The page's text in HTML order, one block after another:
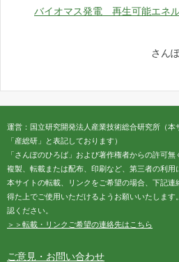
バイオマス発電 再生可能エネ
さん
運営：国立研究開発法人産業技術総合研究所（
「産総研」と表記しております）
「さんぽのひろば」および著作権者からの許可
複製、転載または配布、印刷など、第三者の利用
本サイトの転載、リンクをご希望の場合、下記
得た上でご使用いただけるようお願いいたしま
認ください。
＞＞転載・リンクご希望の連絡先はこちら
ご意見・お問い合わせ